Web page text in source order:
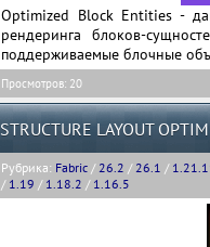
Optimized Block Entities -
рендеринга блоков-
поддерживаемые блочные
Просмотров: 20
STRUCTURE LAYOUT
Рубрика: Fabric /26.2 /26.1 /
/ 1.19 / 1.18.2 / 1.16.5